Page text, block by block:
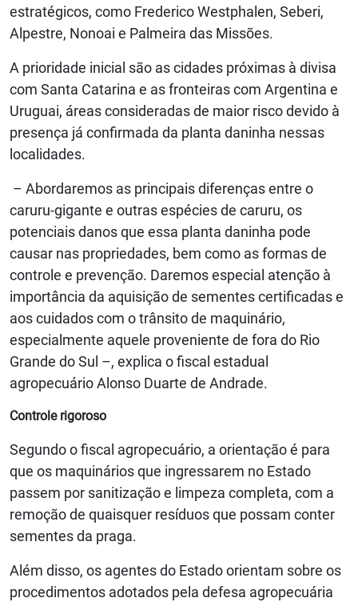
estratégicos, como Frederico Westphalen, Seberi,
Alpestre, Nonoai e Palmeira das Missões.
A prioridade inicial são as cidades próximas à divisa
com Santa Catarina e as fronteiras com Argentina e
Uruguai, áreas consideradas de maior risco devido à
presença já confirmada da planta daninha nessas
localidades.
– Abordaremos as principais diferenças entre o
caruru-gigante e outras espécies de caruru, os
potenciais danos que essa planta daninha pode
causar nas propriedades, bem como as formas de
controle e prevenção. Daremos especial atenção à
importância da aquisição de sementes certificadas e
aos cuidados com o trânsito de maquinário,
especialmente aquele proveniente de fora do Rio
Grande do Sul –, explica o fiscal estadual
agropecuário Alonso Duarte de Andrade.
Controle rigoroso
Segundo o fiscal agropecuário, a orientação é para
que os maquinários que ingressarem no Estado
passem por sanitização e limpeza completa, com a
remoção de quaisquer resíduos que possam conter
sementes da praga.
Além disso, os agentes do Estado orientam sobre os
procedimentos adotados pela defesa agropecuária